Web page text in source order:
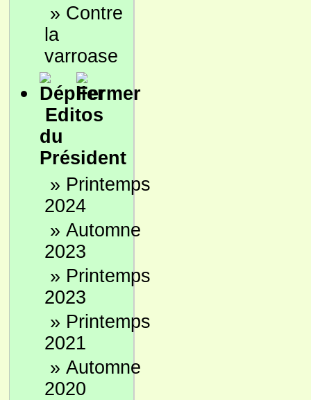
» Contre
la
varroase
Editos
du
Président
» Printemps
2024
» Automne
2023
» Printemps
2023
» Printemps
2021
» Automne
2020